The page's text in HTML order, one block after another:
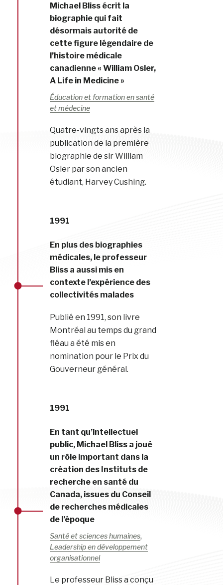
Michael Bliss écrit la
biographie qui fait
désormais autorité de
cette figure légendaire de
l’histoire médicale
canadienne « William Osler,
A Life in Medicine »
Éducation et formation en santé
et médecine
Quatre-vingts ans après la
publication de la première
biographie de sir William
Osler par son ancien
étudiant, Harvey Cushing.
1991
En plus des biographies
médicales, le professeur
Bliss a aussi mis en
contexte l’expérience des
collectivités malades
Publié en 1991, son livre
Montréal au temps du grand
fléau a été mis en
nomination pour le Prix du
Gouverneur général.
1991
En tant qu’intellectuel
public, Michael Bliss a joué
un rôle important dans la
création des Instituts de
recherche en santé du
Canada, issues du Conseil
de recherches médicales
de l’époque
Santé et sciences humaines,
Leadership en développement
organisationnel
Le professeur Bliss a conçu